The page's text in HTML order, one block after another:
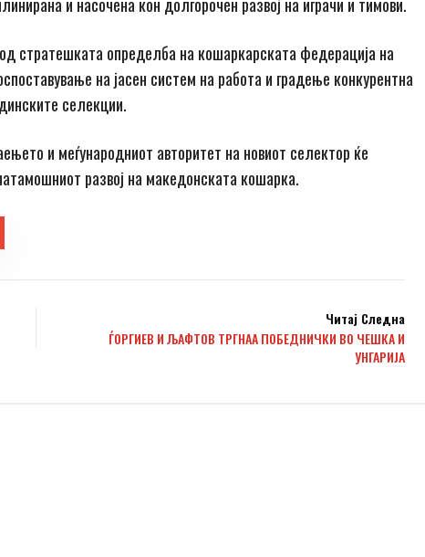
стратешката определба на кошаркарската федерација на
на јасен систем на работа и градење конкурентна
селекции.
и меѓународниот авторитет на новиот селектор ќе
развој на македонската кошарка.
Читај Следна
ЃОРГИЕВ И ЉАФТОВ ТРГНАА ПОБЕДНИЧКИ ВО ЧЕШКА И
УНГАРИЈА